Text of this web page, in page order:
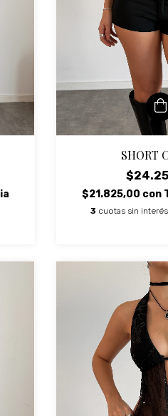
SHORT
$21.825,00 con
3 cuotas sin